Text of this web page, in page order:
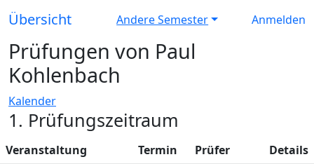
Übersicht Andere Semester Anmelden
Prüfungen von Paul
Kohlenbach
Kalender
1. Prüfungszeitraum
Veranstaltung Termin Prüfer
Details